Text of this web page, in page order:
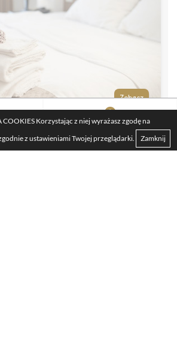
NAMI LOKALIZACJA
COOKIES Korzystając z niej wyrażasz zgodę na
z ustawieniami Twojej przeglądarki.
Zamknij